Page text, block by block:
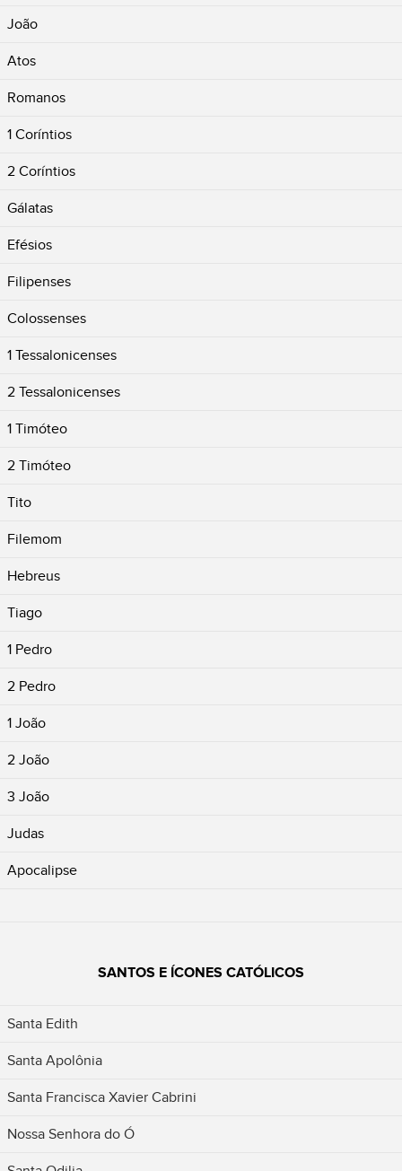
João
Atos
Romanos
1 Coríntios
2 Coríntios
Gálatas
Efésios
Filipenses
Colossenses
1 Tessalonicenses
2 Tessalonicenses
1 Timóteo
2 Timóteo
Tito
Filemom
Hebreus
Tiago
1 Pedro
2 Pedro
1 João
2 João
3 João
Judas
Apocalipse
SANTOS E ÍCONES CATÓLICOS
Santa Edith
Santa Apolônia
Santa Francisca Xavier Cabrini
Nossa Senhora do Ó